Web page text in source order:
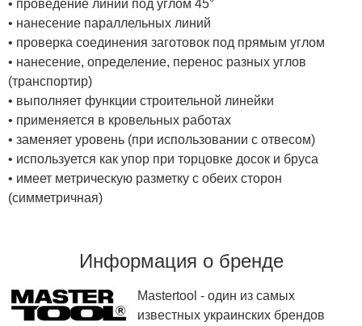
• проведение линий под углом 45°
• нанесение параллельных линий
• проверка соединения заготовок под прямым углом
• нанесение, определение, перенос разных углов
(транспортир)
• выполняет функции строительной линейки
• применяется в кровельных работах
• заменяет уровень (при использовании с отвесом)
• используется как упор при торцовке досок и бруса
• имеет метрическую разметку с обеих сторон
(симметричная)
Информация о бренде
Mastertool - один из самых
известных украинских брендов